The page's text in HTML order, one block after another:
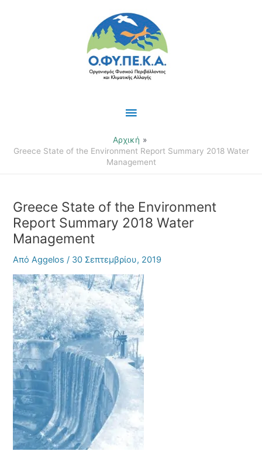
Κύριο
Μενού
Αρχική
Greece State of the Environment Report Summary 2018 Water
Management
Greece State of the Environment
Report Summary 2018 Water
Management
ΑπόAggelos/ 30 Σεπτεμβρίου, 2019